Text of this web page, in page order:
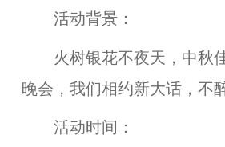
活动背景：
火树银花不夜天，中秋
晚会，我们相约新大话，不
活动时间：